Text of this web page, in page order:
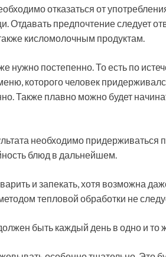
отказаться от
Отдавать предпочтение следует
кисломолочным продуктам.
нужно постепенно. То есть по
которого человек
Также плавно можно будет
необходимо придерживаться
блюд в дальнейшем.
и запекать, хотя возможна
тепловой обработки не
быть каждый день в одно и то